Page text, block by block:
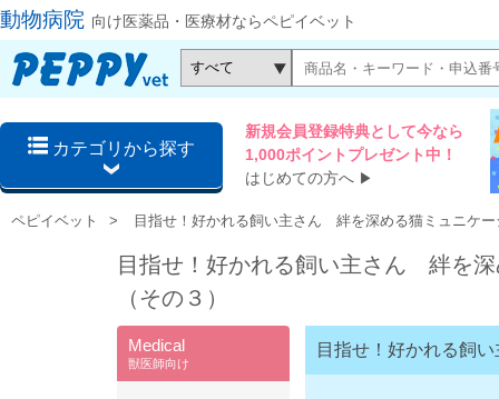
動物病院 向け医薬品・医療材ならペピイベット
カテゴリから探す
新規会員登録特典として今なら
1,000ポイントプレゼント中！
はじめての方へ ▶
ペピイベット 目指せ！好かれる飼い主さん 絆を深める猫ミュニケー
目指せ！好かれる飼い主さん 絆を
（その３）
Medical
獣医師向け
目指せ！好かれる飼